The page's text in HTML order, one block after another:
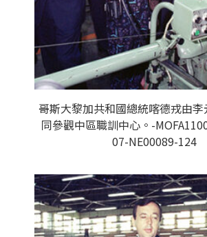
哥斯大黎加共和國總統喀德戎由
同參觀中區職訓中心。-
07-NE00089-124